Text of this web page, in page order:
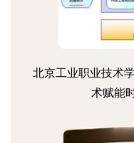
北京工业职业技术
术赋能